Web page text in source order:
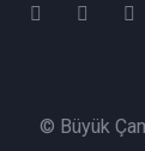
© Büyük